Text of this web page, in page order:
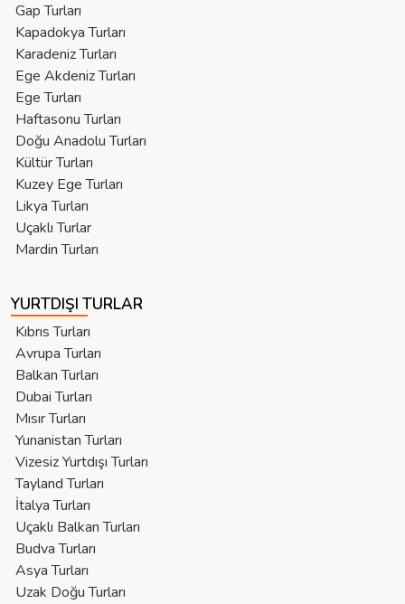
Gap Turları
Kapadokya Turları
Karadeniz Turları
Ege Akdeniz Turları
Ege Turları
Haftasonu Turları
Doğu Anadolu Turları
Kültür Turları
Kuzey Ege Turları
Likya Turları
Uçaklı Turlar
Mardin Turları
YURTDIŞI TURLAR
Kıbrıs Turları
Avrupa Turları
Balkan Turları
Dubai Turları
Mısır Turları
Yunanistan Turları
Vizesiz Yurtdışı Turları
Tayland Turları
İtalya Turları
Uçaklı Balkan Turları
Budva Turları
Asya Turları
Uzak Doğu Turları